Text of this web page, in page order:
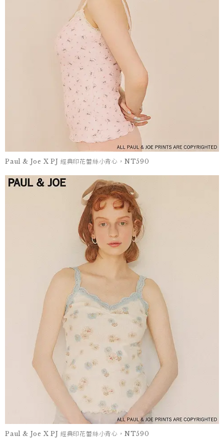
Paul & Joe X PJ 經典印花蕾絲小背心，NT590
Paul & Joe X PJ 經典印花蕾絲小背心，NT590